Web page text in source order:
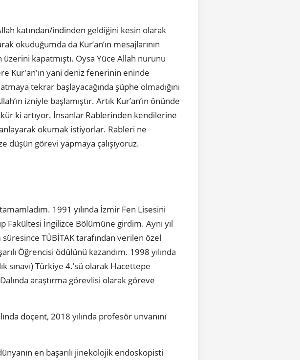
katından/indinden geldiğini kesin olarak
okuduğumda da Kur’an’ın mesajlarının
kapatmıştı. Oysa Yüce Allah nurunu
Kur'an'ın yani deniz fenerinin eninde
tekrar başlayacağında şüphe olmadığını
izniyle başlamıştır. Artık Kur’an’ın önünde
ki artıyor. İnsanlar Rablerinden kendilerine
okumak istiyorlar. Rableri ne
görevi yapmaya çalışıyoruz.
1991 yılında İzmir Fen Lisesini
Fakültesi İngilizce Bölümüne girdim. Aynı yıl
süresince TÜBİTAK tarafından verilen özel
Öğrencisi ödülünü kazandım. 1998 yılında
sınavı) Türkiye 4.’sü olarak Hacettepe
araştırma görevlisi olarak göreve
doçent, 2018 yılında profesör unvanını
en başarılı jinekolojik endoskopisti